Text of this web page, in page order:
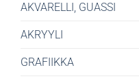
AKVARELLI, GUASSI
AKRYYLI
GRAFIIKKA